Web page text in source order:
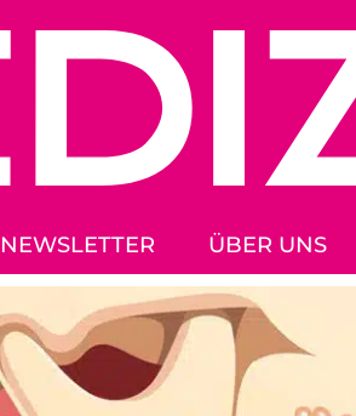
NEWSLETTER ÜBER UNS